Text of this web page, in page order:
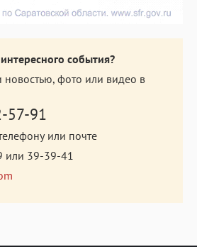
события?
новостью, фото или видео в
57-91
или почте
или 39-39-41